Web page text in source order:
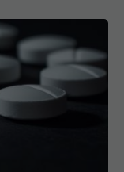
Risc crescut